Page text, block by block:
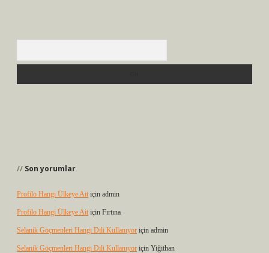
Son yorumlar
Profilo Hangi Ülkeye Ait için admin
Profilo Hangi Ülkeye Ait için Fırtına
Selanik Göçmenleri Hangi Dili Kullanıyor için admin
Selanik Göçmenleri Hangi Dili Kullanıyor için Yiğithan